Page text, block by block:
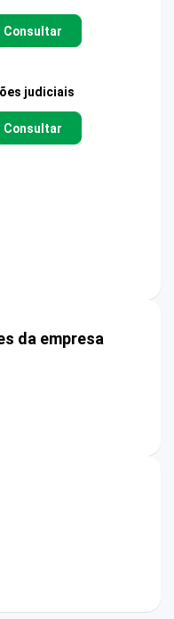
Consultar
judiciais
Consultar
da empresa